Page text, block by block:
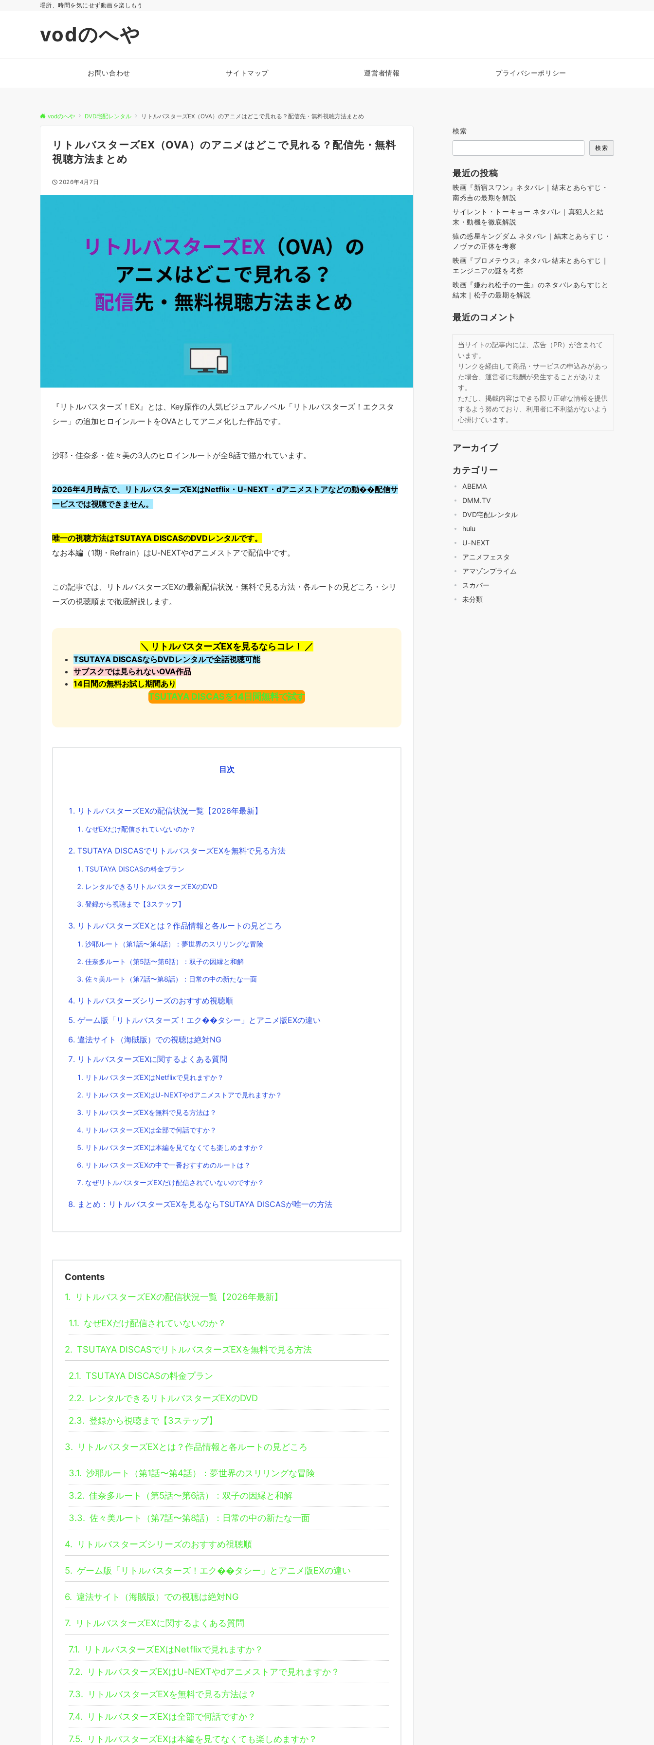
場所、時間を気にせず動画を楽しもう
vodのへや
お問い合わせ サイトマップ 運営者情報 プライバシーポリシー
vodのへや DVD宅配レンタル リトルバスターズEX（OVA）のアニメはどこで見れる？配信先・無料視聴方法まとめ
リトルバスターズEX（OVA）のアニメはどこで見れる？配信先・無料
視聴方法まとめ
2026年4月7日
『リトルバスターズ！EX』とは、Key原作の人気ビジュアルノベル「リトルバスターズ！エクスタ
シー」の追加ヒロインルートをOVAとしてアニメ化した作品です。
沙耶・佳奈多・佐々美の3人のヒロインルートが全8話で描かれています。
2026年4月時点で、リトルバスターズEXはNetflix・U-NEXT・dアニメストアなどの動��配信サ
ービスでは視聴できません。
唯一の視聴方法はTSUTAYA DISCASのDVDレンタルです。
なお本編（1期・Refrain）はU-NEXTやdアニメストアで配信中です。
この記事では、リトルバスターズEXの最新配信状況・無料で見る方法・各ルートの見どころ・シリ
ーズの視聴順まで徹底解説します。
＼ リトルバスターズEXを見るならコレ！ ／
TSUTAYA DISCASならDVDレンタルで全話視聴可能
サブスクでは見られないOVA作品
14日間の無料お試し期間あり
TSUTAYA DISCASを14日間無料で試す
目次
リトルバスターズEXの配信状況一覧【2026年最新】
なぜEXだけ配信されていないのか？
TSUTAYA DISCASでリトルバスターズEXを無料で見る方法
TSUTAYA DISCASの料金プラン
レンタルできるリトルバスターズEXのDVD
登録から視聴まで【3ステップ】
リトルバスターズEXとは？作品情報と各ルートの見どころ
沙耶ルート（第1話〜第4話）：夢世界のスリリングな冒険
佳奈多ルート（第5話〜第6話）：双子の因縁と和解
佐々美ルート（第7話〜第8話）：日常の中の新たな一面
リトルバスターズシリーズのおすすめ視聴順
ゲーム版「リトルバスターズ！エク��タシー」とアニメ版EXの違い
違法サイト（海賊版）での視聴は絶対NG
リトルバスターズEXに関するよくある質問
リトルバスターズEXはNetflixで見れますか？
リトルバスターズEXはU-NEXTやdアニメストアで見れますか？
リトルバスターズEXを無料で見る方法は？
リトルバスターズEXは全部で何話ですか？
リトルバスターズEXは本編を見てなくても楽しめますか？
リトルバスターズEXの中で一番おすすめのルートは？
なぜリトルバスターズEXだけ配信されていないのですか？
まとめ：リトルバスターズEXを見るならTSUTAYA DISCASが唯一の方法
Contents
1.
リトルバスターズEXの配信状況一覧【2026年最新】
1.1. なぜEXだけ配信されていないのか？
2. TSUTAYA DISCASでリトルバスターズEXを無料で見る方法
2.1. TSUTAYA DISCASの料金プラン
2.2. レンタルできるリトルバスターズEXのDVD
2.3. 登録から視聴まで【3ステップ】
3. リトルバスターズEXとは？作品情報と各ルートの見どころ
3.1. 沙耶ルート（第1話〜第4話）：夢世界のスリリングな冒険
3.2. 佳奈多ルート（第5話〜第6話）：双子の因縁と和解
3.3. 佐々美ルート（第7話〜第8話）：日常の中の新たな一面
4. リトルバスターズシリーズのおすすめ視聴順
5. ゲーム版「リトルバスターズ！エク��タシー」とアニメ版EXの違い
6. 違法サイト（海賊版）での視聴は絶対NG
7. リトルバスターズEXに関するよくある質問
7.1. リトルバスターズEXはNetflixで見れますか？
7.2. リトルバスターズEXはU-NEXTやdアニメストアで見れますか？
7.3. リトルバスターズEXを無料で見る方法は？
7.4. リトルバスターズEXは全部で何話ですか？
7.5. リトルバスターズEXは本編を見てなくても楽しめますか？
検索
検索
最近の投稿
映画『新宿スワン』ネタバレ｜結末とあらすじ・
南秀吉の最期を解説
サイレント・トーキョー ネタバレ｜真犯人と結
末・動機を徹底解説
猿の惑星キングダム ネタバレ｜結末とあらすじ・
ノヴァの正体を考察
映画『プロメテウス』ネタバレ結末とあらすじ｜
エンジニアの謎を考察
映画『嫌われ松子の一生』のネタバレあらすじと
結末｜松子の最期を解説
最近のコメント
当サイトの記事内には、広告（PR）が含まれて
います。
リンクを経由して商品・サービスの申込みがあっ
た場合、運営者に報酬が発生することがありま
す。
ただし、掲載内容はできる限り正確な情報を提供
するよう努めており、利用者に不利益がないよう
心掛けています。
アーカイブ
カテゴリー
ABEMA
DMM.TV
DVD宅配レンタル
hulu
U-NEXT
アニメフェスタ
アマゾンプライム
スカパー
未分類